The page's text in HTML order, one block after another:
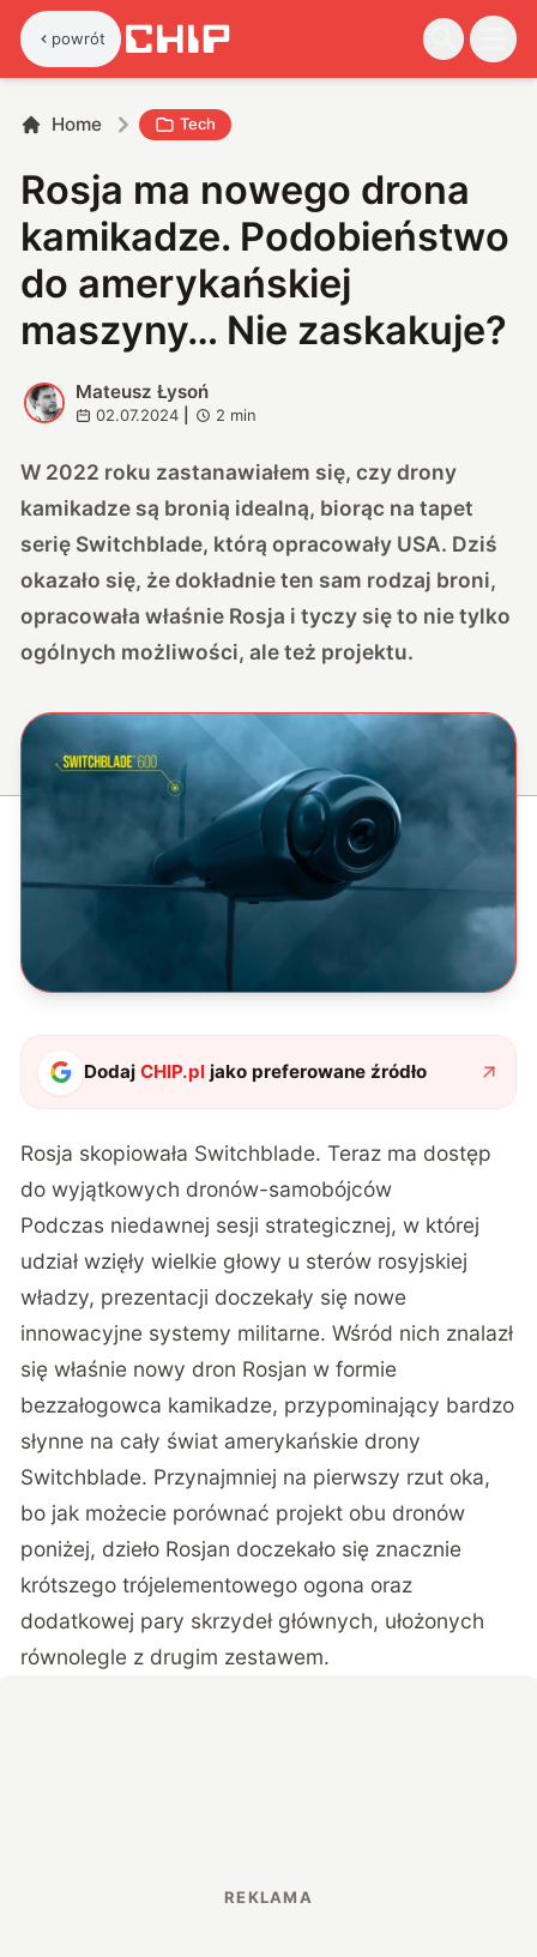
powrót
Home Tech
Rosja ma nowego drona
kamikadze. Podobieństwo
do amerykańskiej
maszyny… Nie zaskakuje?
M
Mateusz Łysoń
02.07.2024 2 min
W 2022 roku zastanawiałem się, czydrony
kamikadze są bronią idealną, biorąc na tapet
serię Switchblade, którą opracowały USA. Dziś
okazało się, że dokładnie ten sam rodzaj broni,
opracowała właśnie Rosja i tyczy się to nie tylko
ogólnych możliwości, ale też projektu.
DodajCHIP.pl jako preferowane źródło
Rosja skopiowała Switchblade. Teraz ma dostęp
do wyjątkowych dronów-samobójców
Podczas niedawnej sesji strategicznej, w której
udział wzięły wielkie głowy u sterów rosyjskiej
władzy, prezentacji doczekały się nowe
innowacyjne systemy militarne. Wśród nich znalazł
się właśnie nowy dron Rosjan w formie
bezzałogowca kamikadze, przypominający bardzo
słynne na cały świat amerykańskie drony
Switchblade. Przynajmniej na pierwszy rzut oka,
bo jak możecie porównać projekt obu dronów
poniżej, dzieło Rosjan doczekało się znacznie
krótszego trójelementowego ogona oraz
dodatkowej pary skrzydeł głównych, ułożonych
równolegle z drugim zestawem.